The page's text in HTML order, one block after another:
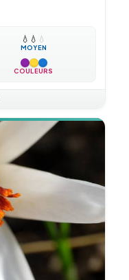
💧 💧 💧
MOYEN
COULEURS